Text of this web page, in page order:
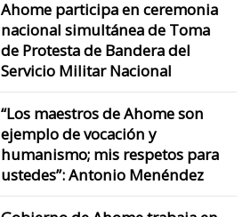
Ahome participa en ceremonia
nacional simultánea de Toma
de Protesta de Bandera del
Servicio Militar Nacional
“Los maestros de Ahome son
ejemplo de vocación y
humanismo; mis respetos para
ustedes”: Antonio Menéndez